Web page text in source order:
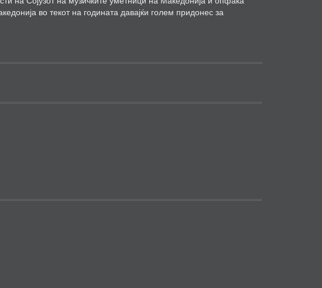
во текот на годината давајќи голем придонес за